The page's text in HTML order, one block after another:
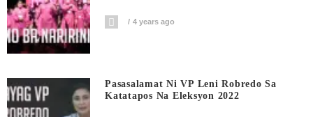
4 years ago
Pasasalamat Ni VP Leni Robredo Sa
Katatapos Na Eleksyon 2022